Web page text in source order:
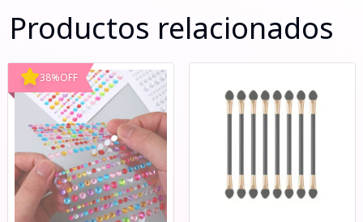
Productos relacionados
38%OFF